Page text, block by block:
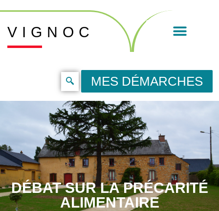
VIGNOC
MES DÉMARCHES
DÉBAT SUR LA PRÉCARITÉ
ALIMENTAIRE